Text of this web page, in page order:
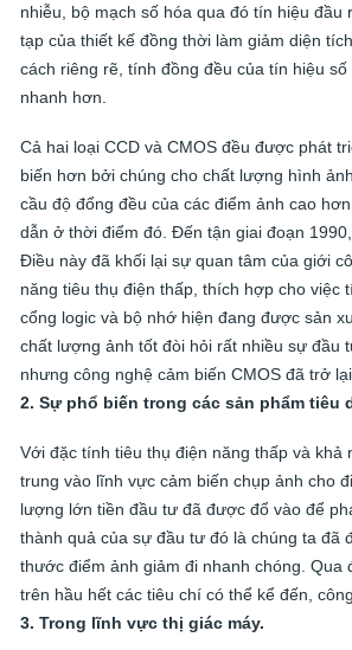
nhiễu, bộ mạch số hóa qua đó tín hiệu
tạp của thiết kế đồng thời làm giảm diện
cách riêng rẽ, tính đồng đều của tín hiệu
nhanh hơn.
Cả hai loại CCD và CMOS đều được phát
biến hơn bởi chúng cho chất lượng hình
cầu độ đổng đều của các điểm ảnh cao
dẫn ở thời điểm đó. Đến tận giai đoạn
Điều này đã khối lại sự quan tâm của giới
năng tiêu thụ điện thấp, thích hợp cho
cổng logic và bộ nhớ hiện đang được sản
chất lượng ảnh tốt đòi hỏi rất nhiều sự đầu
nhưng công nghệ cảm biến CMOS đã trở
2. Sự phổ biến trong các sản phẩm tiêu
Với đặc tính tiêu thụ điện năng thấp và
trung vào lĩnh vực cảm biến chụp ảnh cho
lượng lớn tiền đầu tư đã được đổ vào để
thành quả của sự đầu tư đó là chúng ta
thước điểm ảnh giảm đi nhanh chóng.
trên hầu hết các tiêu chí có thể kể đến,
3. Trong lĩnh vực thị giác máy.